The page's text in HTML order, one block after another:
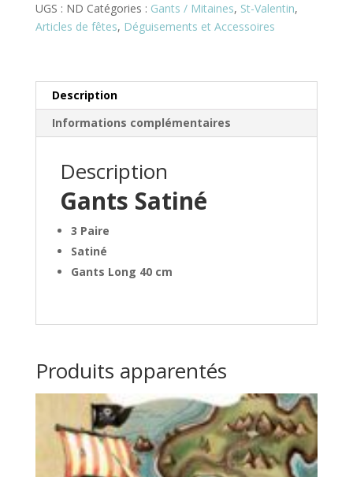
UGS : ND Catégories : Gants / Mitaines, St-Valentin,
Articles de fêtes, Déguisements et Accessoires
Description
Informations complémentaires
Description
Gants Satiné
3 Paire
Satiné
Gants Long 40 cm
Produits apparentés